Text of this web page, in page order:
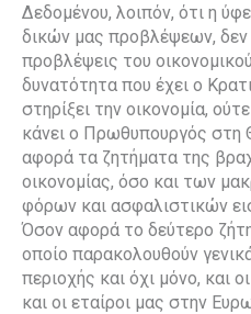
Δεδομένου, λοιπόν, ότι η
δικών μας προβλέψεων, δεν
προβλέψεις του
δυνατότητα που έχει ο
στηρίξει την οικονομία,
κάνει ο Πρωθυπουργός στη
αφορά τα ζητήματα της
οικονομίας, όσο και των
φόρων και ασφαλιστικών
Όσον αφορά το δεύτερο
οποίο παρακολουθούν
περιοχής και όχι μόνο, και
και οι εταίροι μας στην